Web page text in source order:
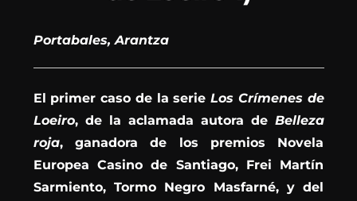
Portabales, Arantza
El primer caso de la serie Los Crímenes de
Loeiro, de la aclamada autora de Belleza
roja, ganadora de los premios Novela
Europea Casino de Santiago, Frei Martín
Sarmiento, Tormo Negro Masfarné, y del